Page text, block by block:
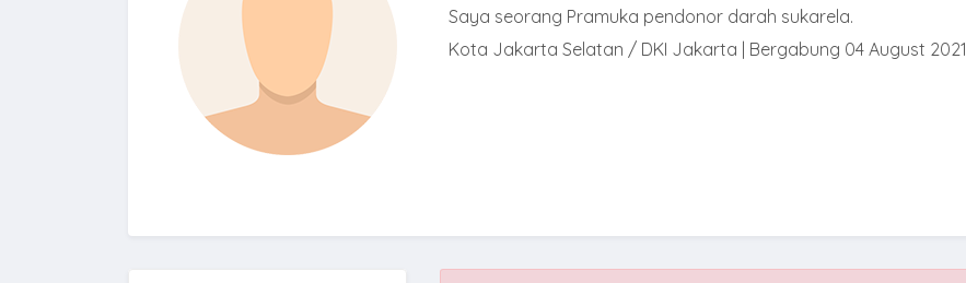
Saya seorang Pramuka pendonor darah sukarela.
Kota Jakarta Selatan / DKI Jakarta | Bergabung 04 August 2021